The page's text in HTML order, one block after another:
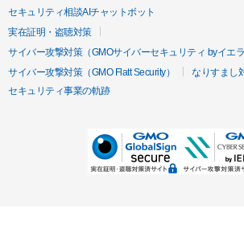
セキュリティ相談AIチャットボット
実在証明・盗聴対策
サイバー攻撃対策（GMOサイバーセキュリティ byイエラ
サイバー攻撃対策（GMO Flatt Security）
なりすまし
セキュリティ事業の軌跡